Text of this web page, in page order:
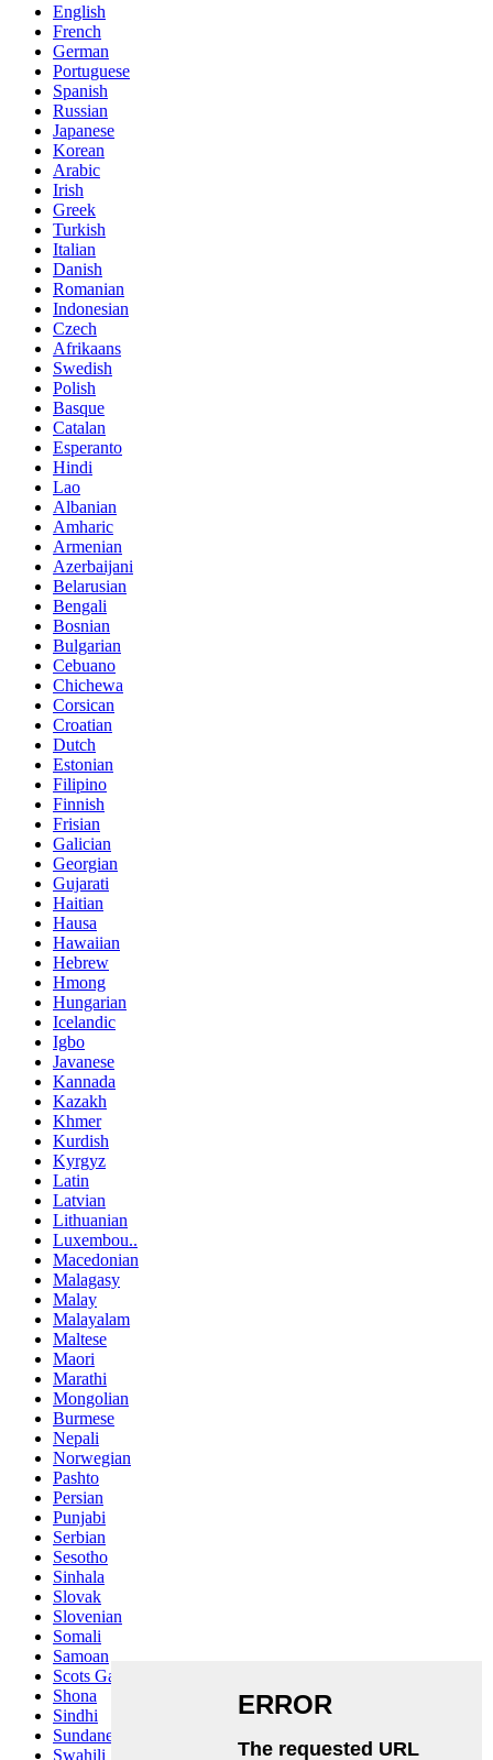
English
French
German
Portuguese
Spanish
Russian
Japanese
Korean
Arabic
Irish
Greek
Turkish
Italian
Danish
Romanian
Indonesian
Czech
Afrikaans
Swedish
Polish
Basque
Catalan
Esperanto
Hindi
Lao
Albanian
Amharic
Armenian
Azerbaijani
Belarusian
Bengali
Bosnian
Bulgarian
Cebuano
Chichewa
Corsican
Croatian
Dutch
Estonian
Filipino
Finnish
Frisian
Galician
Georgian
Gujarati
Haitian
Hausa
Hawaiian
Hebrew
Hmong
Hungarian
Icelandic
Igbo
Javanese
Kannada
Kazakh
Khmer
Kurdish
Kyrgyz
Latin
Latvian
Lithuanian
Luxembou..
Macedonian
Malagasy
Malay
Malayalam
Maltese
Maori
Marathi
Mongolian
Burmese
Nepali
Norwegian
Pashto
Persian
Punjabi
Serbian
Sesotho
Sinhala
Slovak
Slovenian
Somali
Samoan
Scots Gaelic
Shona
Sindhi
Sundanese
Swahili